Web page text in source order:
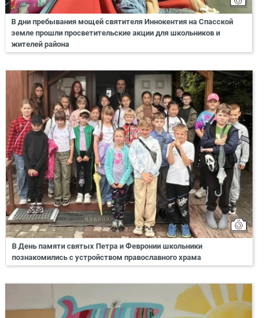
В дни пребывания мощей святителя Иннокентия на Спасской
земле прошли просветительские акции для школьников и
жителей района
В День памяти святых Петра и Февронии школьники
познакомились с устройством православного храма